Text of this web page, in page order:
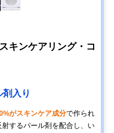
キンケアリング・コ
入り
がスキンケア成分で作られ
するパール剤を配合し、い